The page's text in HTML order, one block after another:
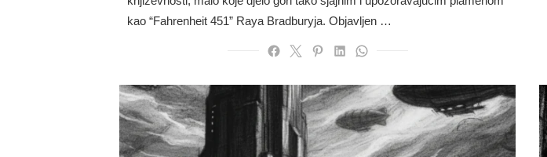
kao “Fahrenheit 451” Raya Bradburyja. Objavljen …